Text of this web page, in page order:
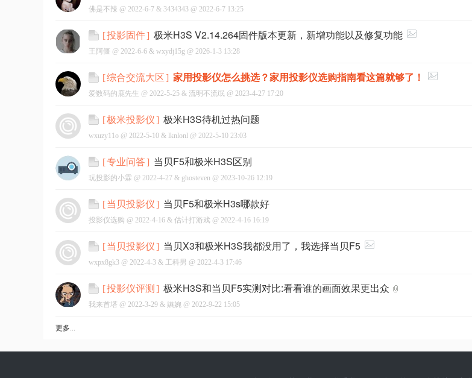
佛是不辣 @ 2022-6-7 & 3434343 @ 2022-6-7 13:25
[投影固件] 极米H3S V2.14.264固件版本更新，新增功能以及修复功能
王阿僵 @ 2022-6-6 & wxydj15g @ 2026-1-3 13:28
[综合交流大区] 家用投影仪怎么挑选？家用投影仪选购指南看这篇就够了！
爱数码的鹿先生 @ 2022-5-25 & 流明不流氓 @ 2023-4-27 17:20
[极米投影仪] 极米H3S待机过热问题
wxuzy11o @ 2022-5-10 & lknlonl @ 2022-5-10 23:03
[专业问答] 当贝F5和极米H3S区别
玩投影的小霖 @ 2022-4-27 & ghosteven @ 2023-10-26 12:19
[当贝投影仪] 当贝F5和极米H3s哪款好
投影仪选购 @ 2022-4-16 & 估计打游戏 @ 2022-4-16 16:19
[当贝投影仪] 当贝X3和极米H3S我都没用了，我选择当贝F5
wxpx8gk3 @ 2022-4-3 & 工科男 @ 2022-4-3 17:46
[投影仪评测 ] 极米H3S和当贝F5实测对比:看看谁的画面效果更出众
我来首塔 @ 2022-3-29 & 嬿婉 @ 2022-9-22 15:05
更多...